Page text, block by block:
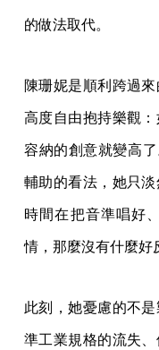
的做法取代。
陳珊妮是順利跨過
高度自由抱持樂觀
容納的創意就變高
輔助的看法，她只
時間在把音準唱好
情，那麼沒有什麼好
此刻，她憂慮的不
準工業規格的流失、